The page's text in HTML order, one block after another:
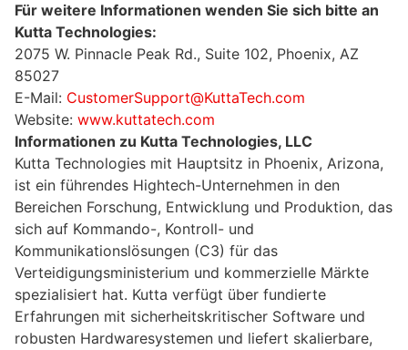
Für weitere Informationen wenden Sie sich bitte an
Kutta Technologies:
2075 W. Pinnacle Peak Rd., Suite 102, Phoenix, AZ
85027
E-Mail: CustomerSupport@KuttaTech.com
Website: www.kuttatech.com
Informationen zu Kutta Technologies, LLC
Kutta Technologies mit Hauptsitz in Phoenix, Arizona,
ist ein führendes Hightech-Unternehmen in den
Bereichen Forschung, Entwicklung und Produktion, das
sich auf Kommando-, Kontroll- und
Kommunikationslösungen (C3) für das
Verteidigungsministerium und kommerzielle Märkte
spezialisiert hat. Kutta verfügt über fundierte
Erfahrungen mit sicherheitskritischer Software und
robusten Hardwaresystemen und liefert skalierbare,